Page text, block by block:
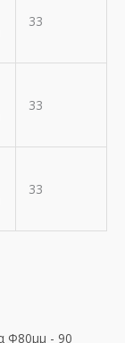
33
33
33